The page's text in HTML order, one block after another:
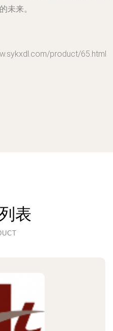
未来。
product/65.html
表